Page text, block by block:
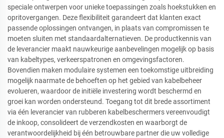
speciale ontwerpen voor unieke toepassingen zoals hoekstukken en
opritovergangen. Deze flexibiliteit garandeert dat klanten exact
passende oplossingen ontvangen, in plaats van compromissen te
moeten sluiten met standaardalternatieven. De productkennis van
de leverancier maakt nauwkeurige aanbevelingen mogelijk op basis
van kabeltypes, verkeerspatronen en omgevingsfactoren.
Bovendien maken modulaire systemen een toekomstige uitbreiding
mogelijk naarmate de behoeften op het gebied van kabelbeheer
evolueren, waardoor de initiële investering wordt beschermd en
groei kan worden ondersteund. Toegang tot dit brede assortiment
via één leverancier van rubberen kabelbeschermers vereenvoudigt
de inkoop, consolideert de verzendkosten en waarborgt de
verantwoordelijkheid bij één betrouwbare partner die uw volledige